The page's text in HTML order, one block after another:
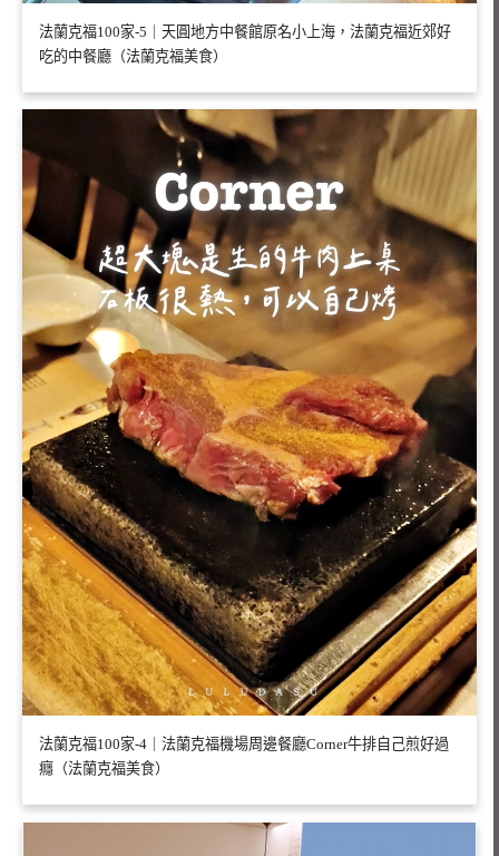
法蘭克福100家-5｜天圓地方中餐館原名小上海，法蘭克福近郊好
吃的中餐廳（法蘭克福美食）
法蘭克福100家-4｜法蘭克福機場周邊餐廳Corner牛排自己煎好過
癮（法蘭克福美食）